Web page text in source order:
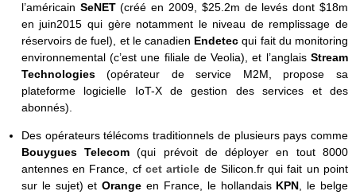
l’américain SeNET(créé en 2009, $25.2m de levés dont $18m
en juin2015 qui gère notamment le niveau de remplissage de
réservoirs de fuel), et le canadien Endetecqui fait du monitoring
environnemental (c’est une filiale de Veolia), et l’anglais Stream
Technologies(opérateur de service M2M, propose sa
plateforme logicielle IoT-X de gestion des services et des
abonnés).
Des opérateurs télécoms traditionnels de plusieurs pays comme
Bouygues Telecom(qui prévoit de déployer en tout 8000
antennes en France, cfcet article de Silicon.fr qui fait un point
sur le sujet) etOrangeen France, le hollandais KPN, le belge